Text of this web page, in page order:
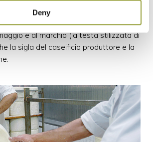
Deny
della DOP è apposto con una
sulla forma, oltre alla denominazione
e al marchio (la testa stilizzata di
la sigla del caseificio produttore e la